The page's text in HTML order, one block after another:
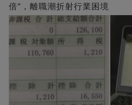
倍"，離職潮折射行業困境